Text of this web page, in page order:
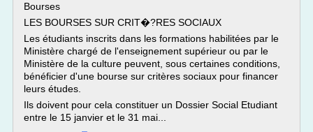
Bourses
LES BOURSES SUR CRIT�?RES SOCIAUX
Les étudiants inscrits dans les formations habilitées par le
Ministère chargé de l'enseignement supérieur ou par le
Ministère de la culture peuvent, sous certaines conditions,
bénéficier d'une bourse sur critères sociaux pour financer
leurs études.
Ils doivent pour cela constituer un Dossier Social Etudiant
entre le 15 janvier et le 31 mai...